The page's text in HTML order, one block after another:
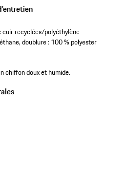
recyclées/polyéthylène
doublure : 100 % polyester
chiffon doux et humide.